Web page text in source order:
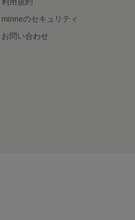
利用規約
minneのセキュリティ
お問い合わせ